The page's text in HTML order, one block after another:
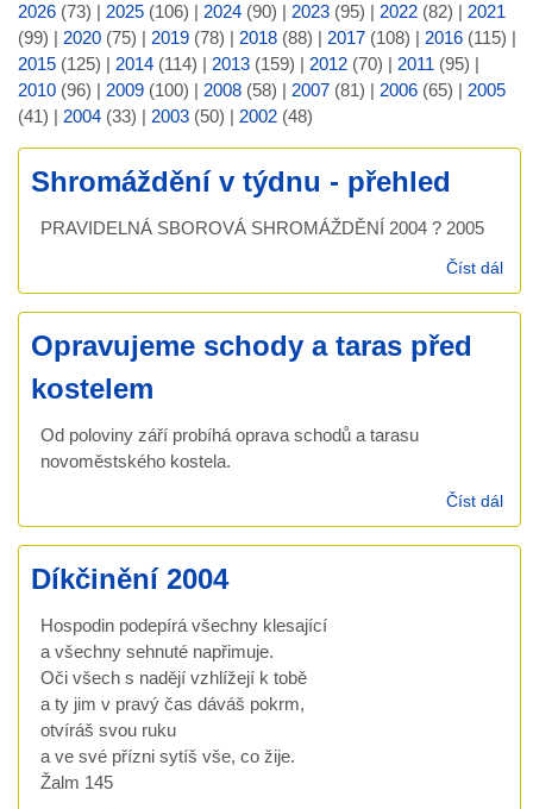
2026 (73) | 2025 (106) | 2024 (90) | 2023 (95) | 2022 (82) | 2021
(99) | 2020 (75) | 2019 (78) | 2018 (88) | 2017 (108) | 2016 (115) |
2015 (125) | 2014 (114) | 2013 (159) | 2012 (70) | 2011 (95) |
2010 (96) | 2009 (100) | 2008 (58) | 2007 (81) | 2006 (65) | 2005
(41) | 2004 (33) | 2003 (50) | 2002 (48)
Shromáždění v týdnu - přehled
PRAVIDELNÁ SBOROVÁ SHROMÁŽDĚNÍ 2004 ? 2005
Číst dál
v
Opravujeme schody a taras před
kostelem
Od poloviny září probíhá oprava schodů a tarasu
novoměstského kostela.
Číst dál
Díkčinění 2004
Hospodin podepírá všechny klesající
a všechny sehnuté napřimuje.
Oči všech s nadějí vzhlížejí k tobě
a ty jim v pravý čas dáváš pokrm,
otvíráš svou ruku
a ve své přízni sytíš vše, co žije.
Žalm 145